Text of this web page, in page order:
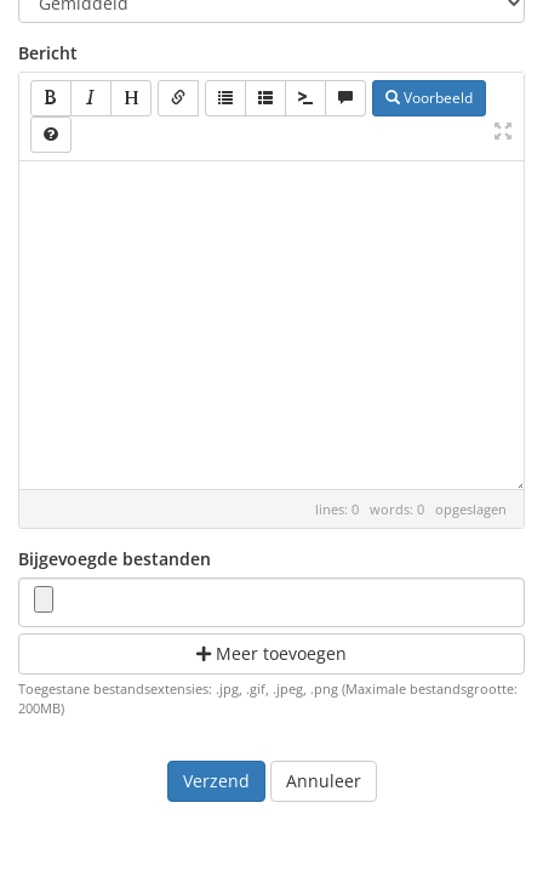
Bericht
Voorbeeld
lines: 0 words: 0 opgeslagen
Bijgevoegde bestanden
Meer toevoegen
Toegestane bestandsextensies: .jpg, .gif, .jpeg, .png (Maximale bestandsgrootte:
200MB)
Annuleer